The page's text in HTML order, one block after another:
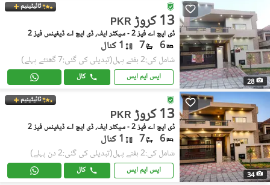
28
ٹائیٹینیم
PKR 13 کروڑ
ڈی ایچ اے فیز 2 - سیکٹر ایف, ڈی ایچ اے ڈیفینس فیز 2
6
7 1 کنال
شامل کی:2 ہفتے پہل (تبدیلی کی گئی:7 گھنٹے پہلے)
ایس ایم ایس کال
34
ٹائیٹینیم
PKR 13 کروڑ
ڈی ایچ اے فیز 2 - سیکٹر ایف, ڈی ایچ اے ڈیفینس فیز 2
6
7 1 کنال
شامل کی:2 ہفتے پہل (تبدیلی کی گئی:2 دن پہلے)
ایس ایم ایس کال